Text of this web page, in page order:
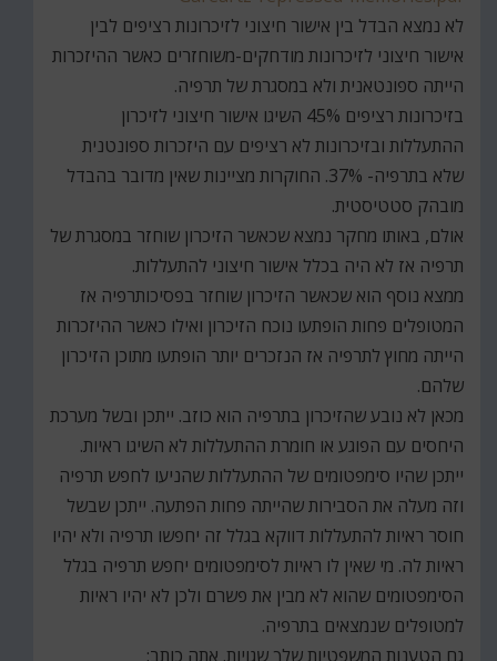
לא נמצא הבדל בין אישור חיצוני לזיכרונות רציפים לבין
אישור חיצוני לזיכרונות מודחקים-משוחזרים כאשר ההיזכרות
הייתה ספונטאנית ולא במסגרת של תרפיה.
בזיכרונות רציפים 45% השיגו אישור חיצוני לזיכרון
ההתעללות ובזיכרונות לא רציפים עם היזכרות ספונטנית
שלא בתרפיה- 37%. החוקרות מציינות שאין מדובר בהבדל
מובהק סטטיסטית.
אולם, באותו מחקר נמצא שכאשר הזיכרון שוחזר במסגרת של
תרפיה אז לא היה בכלל אישור חיצוני להתעללות.
ממצא נוסף הוא שכאשר הזיכרון שוחזר בפסיכותרפיה אז
המטופלים פחות הופתעו נוכח הזיכרון ואילו כאשר ההיזכרות
הייתה מחוץ לתרפיה אז הנזכרים יותר הופתעו מתוכן הזיכרון
שלהם.
מכאן לא נובע שהזיכרון בתרפיה הוא כוזב. ייתכן ובשל מערכת
היחסים עם הפוגע או חומרת ההתעללות לא השיגו ראיות.
ייתכן שהיו סימפטומים של ההתעללות שהניעו לחפש תרפיה
וזה מעלה את הסבירות שהייתה פחות הפתעה. ייתכן שבשל
חוסר ראיות להתעללות דווקא בגלל זה יחפשו תרפיה ולא יהיו
ראיות לה. מי שאין לו ראיות לסימפטומים יחפש תרפיה בגלל
הסימפטומים שהוא לא מבין את פשרם ולכן לא יהיו ראיות
למטופלים שנמצאים בתרפיה.
גם הטענות המשפטיות שלך שגויות. אתה כותב: